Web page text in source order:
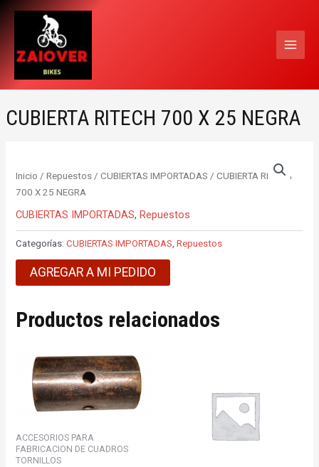
contenido
CUBIERTA RITECH 700 X 25 NEGRA
Inicio /Repuestos /CUBIERTAS IMPORTADAS / CUBIERTA RITECH
700 X 25 NEGRA
CUBIERTAS IMPORTADAS,Repuestos
Categorías:CUBIERTAS IMPORTADAS,Repuestos
AGREGAR A MI PEDIDO
Productos relacionados
ACCESORIOS PARA
FABRICACION DE CUADROS
TORNILLOS